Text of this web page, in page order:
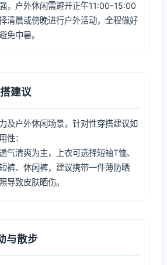
，户外休闲需避开正午11:00-15:00
清晨或傍晚进行户外活动，全程做好
免中暑。
建议
及户外休闲场景，针对性穿搭建议如
性：
气清爽为主，上衣可选择短袖T恤、
裤、休闲裤，建议携带一件薄防晒
导致皮肤晒伤。
与散步